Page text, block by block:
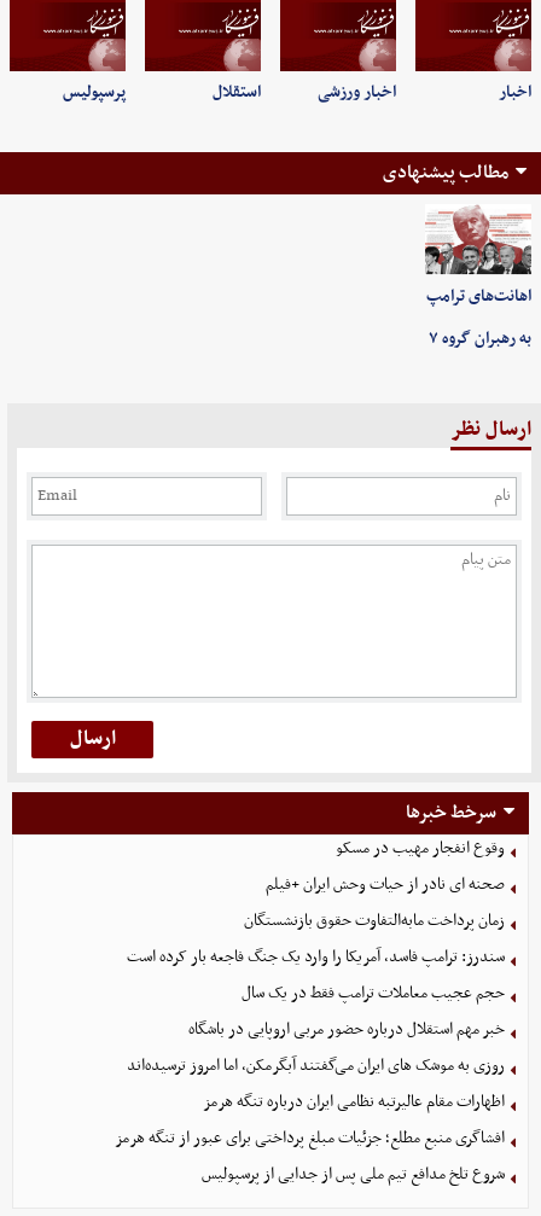
اخبار اخبار ورزشی استقلال پرسپولیس
مطالب پیشنهادی
اهانت‌های ترامپ
به رهبران گروه ۷
ارسال نظر
سرخط خبرها
وقوع انفجار مهیب در مسکو
صحنه ای نادر از حیات وحش ایران +فیلم
زمان پرداخت مابه‌التفاوت حقوق بازنشستگان
سندرز: ترامپ فاسد، آمریکا را وارد یک جنگ فاجعه بار کرده است
حجم عجیب معاملات ترامپ فقط در یک سال
خبر مهم استقلال درباره حضور مربی اروپایی در باشگاه
روزی به موشک‌ های ایران می‌گفتند آبگرمکن، اما امروز ترسیده‌اند
اظهارات مقام عالیرتبه نظامی ایران درباره تنگه هرمز
افشاگری منبع مطلع؛ جزئیات مبلغ پرداختی برای عبور از تنگه هرمز
شروع تلخ مدافع تیم ملی پس از جدایی از پرسپولیس